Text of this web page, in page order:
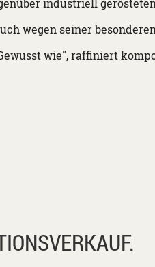
industriell
wegen seiner
wie", raffiniert